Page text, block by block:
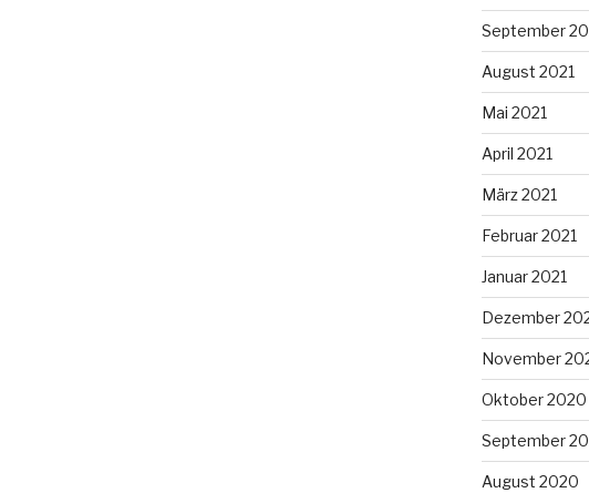
September
August 2021
Mai 2021
April 2021
März 2021
Februar 2021
Januar 2021
Dezember
November
Oktober 2020
September
August 2020